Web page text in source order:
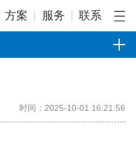
方案 服务 联系
时间：2025-10-01 16:21:56